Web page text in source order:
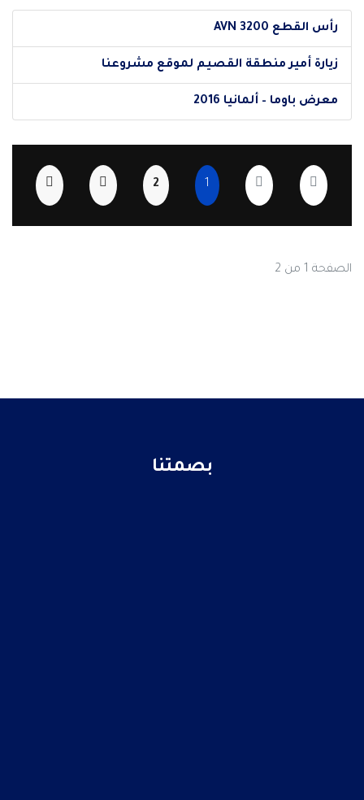
رأس القطع AVN 3200
زيارة أمير منطقة القصيم لموقع مشروعنا
معرض باوما – ألمانيا 2016
1
2
الصفحة 1 من 2
بصمتنا